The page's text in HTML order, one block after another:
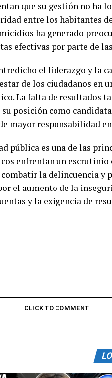
que su gestión no ha
entre los habitantes
ha generado
efectivas por parte de
el liderazgo y la
de los ciudadanos en
La falta de resultados
posición como candidata
mayor responsabilidad
pública es una de las
enfrentan un escrutinio
la delincuencia y
el aumento de la
y la exigencia de
CLICK TO COMMENT